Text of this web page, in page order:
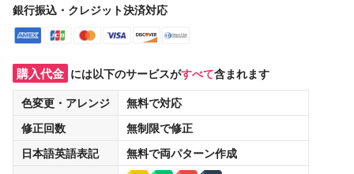
銀行振込・クレジット決済対応
購入代金 には以下のサービスがすべて含まれます
色変更・アレンジ
無料で対応
修正回数
無制限で修正
日本語英語表記
無料で両パターン作成